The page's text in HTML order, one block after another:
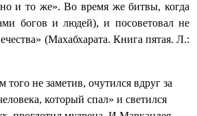
и то же». Во время же битвы, когда
богов и людей), и посоветовал не
(Махабхарата. Книга пятая. Л.:
не заметив, очутился вдруг за
который спал» и светился